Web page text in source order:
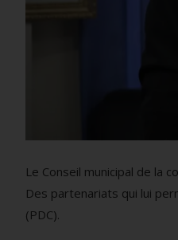
Le Conseil municipal de la
Des partenariats qui lui
(PDC).